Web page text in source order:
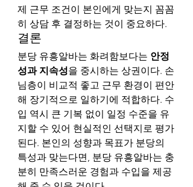
제 근무 조건이 본인에게 맞는지 꼼꼼
히 상담 후 결정하는 것이 중요하다.
결론
분당 유흥알바는 화려함보다는 안정
성과 지속성을 중시하는 상권이다. 손
님층이 비교적 좋고 근무 환경이 편안
해 장기적으로 일하기에 적합하다. 수
입 역시 큰 기복 없이 일정 수준을 유
지할 수 있어 현실적인 선택지로 평가
된다. 본인의 성향과 목표가 분당의
특성과 맞는다면, 분당 유흥알바는 충
분히 만족스러운 경험과 수입을 제공